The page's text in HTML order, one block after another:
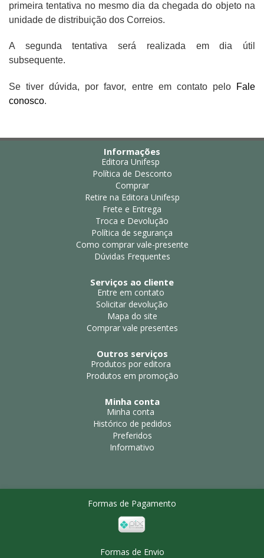
primeira tentativa no mesmo dia da chegada do objeto na
unidade de distribuição dos Correios.
A segunda tentativa será realizada em dia útil
subsequente.
Se tiver dúvida, por favor, entre em contato pelo
Fale
conosco.
Informações
Editora Unifesp
Política de Desconto
Comprar
Retire na Editora Unifesp
Frete e Entrega
Troca e Devolução
Política de segurança
Como comprar vale-presente
Dúvidas Frequentes
Serviços ao cliente
Entre em contato
Solicitar devolução
Mapa do site
Comprar vale presentes
Outros serviços
Produtos por editora
Produtos em promoção
Minha conta
Minha conta
Histórico de pedidos
Preferidos
Informativo
Formas de Pagamento
Formas de Envio